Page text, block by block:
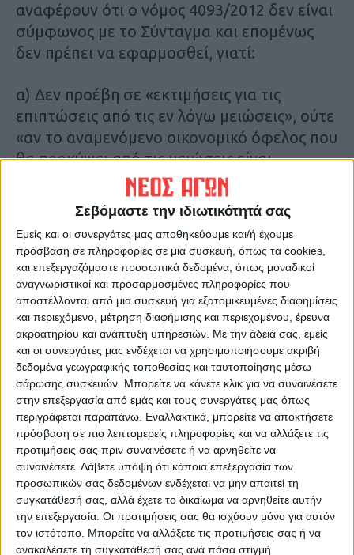
Σεβόμαστε την ιδιωτικότητά σας
Εμείς και οι συνεργάτες μας αποθηκεύουμε και/ή έχουμε
πρόσβαση σε πληροφορίες σε μια συσκευή, όπως τα cookies,
και επεξεργαζόμαστε προσωπικά δεδομένα, όπως μοναδικοί
αναγνωριστικοί και προσαρμοσμένες πληροφορίες που
αποστέλλονται από μια συσκευή για εξατομικευμένες διαφημίσεις
και περιεχόμενο, μέτρηση διαφήμισης και περιεχομένου, έρευνα
ακροατηρίου και ανάπτυξη υπηρεσιών. Με την άδειά σας, εμείς
και οι συνεργάτες μας ενδέχεται να χρησιμοποιήσουμε ακριβή
δεδομένα γεωγραφικής τοποθεσίας και ταυτοποίησης μέσω
σάρωσης συσκευών. Μπορείτε να κάνετε κλικ για να συναινέσετε
στην επεξεργασία από εμάς και τους συνεργάτες μας όπως
περιγράφεται παραπάνω. Εναλλακτικά, μπορείτε να αποκτήσετε
πρόσβαση σε πιο λεπτομερείς πληροφορίες και να αλλάξετε τις
προτιμήσεις σας πριν συναινέσετε ή να αρνηθείτε να
συναινέσετε. Λάβετε υπόψη ότι κάποια επεξεργασία των
προσωπικών σας δεδομένων ενδέχεται να μην απαιτεί τη
συγκατάθεσή σας, αλλά έχετε το δικαίωμα να αρνηθείτε αυτήν
την επεξεργασία. Οι προτιμήσεις σας θα ισχύουν μόνο για αυτόν
τον ιστότοπο. Μπορείτε να αλλάξετε τις προτιμήσεις σας ή να
ανακαλέσετε τη συγκατάθεσή σας ανά πάσα στιγμή
αναφέρουν ότι ο νόμος 4093/2012 δεν είναι
σύμφωνος με το Σύνταγμα και επομένως
δεν πρέπει να εφαρμοσθεί, γιατί:
α) Δεν προέβη σε «εκτιμήσεις για τις
επιπτώσεις από τις εν λόγω μειώσεις», ούτε
«αν το αναμενόμενο οικονομικό όφελος που
θα προκύψει από τις μειώσεις είναι
μικρότερο ή μεγαλύτερο από τις επιπτώσεις
των μειώσεων». Δηλαδή νομοθετήθηκαν
μειώσεις που μπορούσαν να προκαλέσουν
συνολικά ζημία αντί για όφελος και
πιθανότατα προκάλεσαν ζημία.
β) Δεν εξετάστηκε από το νόμο «αν θα
μπορούσαν να ληφθούν άλλα μέτρα
ισοδύναμου αποτελέσματος» ως προς τη
μείωση των δημοσίων δαπανών, αλλά με
μικρότερο κόστος για τους γιατρούς του
ΕΣΥ.
γ) Δεν εξετάστηκε αν οι αποδοχές των
γιατρών του ΕΣΥ παραμένουν μετά τις νέες
μειώσεις επαρκείς για την αντιμετώπιση του
κόστους αξιοπρεπούς διαβίωσής τους και
ανάλογες της αποστολής που τους έχει